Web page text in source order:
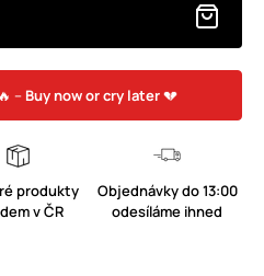
– Buy now or cry later💔
produkty
v ČR
Objednávky do 13:00
odesíláme ihned